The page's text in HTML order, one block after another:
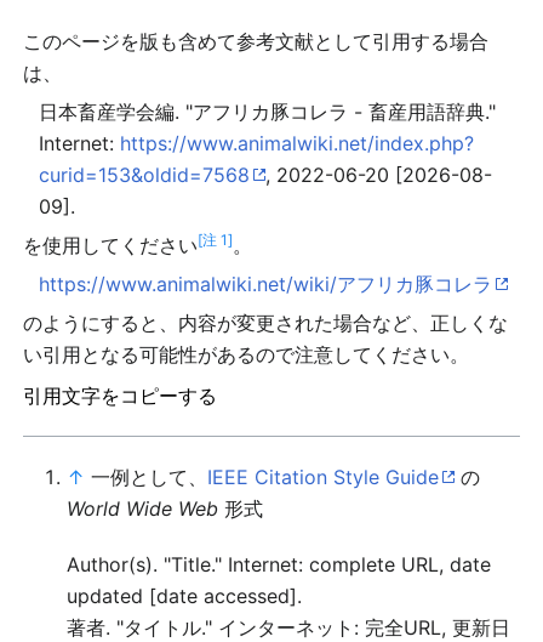
このページを版も含めて参考文献として引用する場合
は、
日本畜産学会編. "アフリカ豚コレラ - 畜産用語辞典."
Internet: https://www.animalwiki.net/index.php?
curid=153&oldid=7568
, 2022-06-20 [2026-08-
09].
を使用してください[注 1]。
https://www.animalwiki.net/wiki/アフリカ豚コレラ
のようにすると、内容が変更された場合など、正しくな
い引用となる可能性があるので注意してください。
引用文字をコピーする
↑ 一例として、 IEEE Citation Style Guide
の
World Wide Web 形式
Author(s). "Title." Internet: complete URL, date
updated [date accessed].
著者. "タイトル." インターネット: 完全URL, 更新日